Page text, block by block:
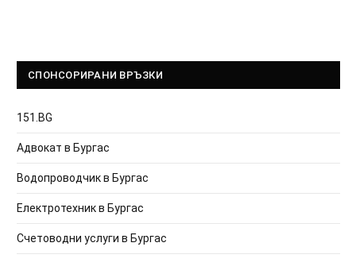
СПОНСОРИРАНИ ВРЪЗКИ
151.BG
Адвокат в Бургас
Водопроводчик в Бургас
Електротехник в Бургас
Счетоводни услуги в Бургас